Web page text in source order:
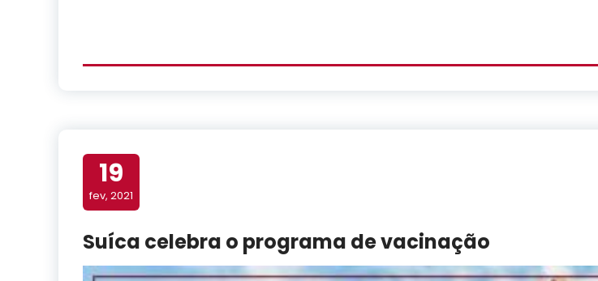
19
fev, 2021
Suíca celebra o programa de vacinação